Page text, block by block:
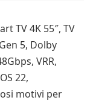
TV 4K 55″, TV
5, Dolby
VRR,
22,
motivi per